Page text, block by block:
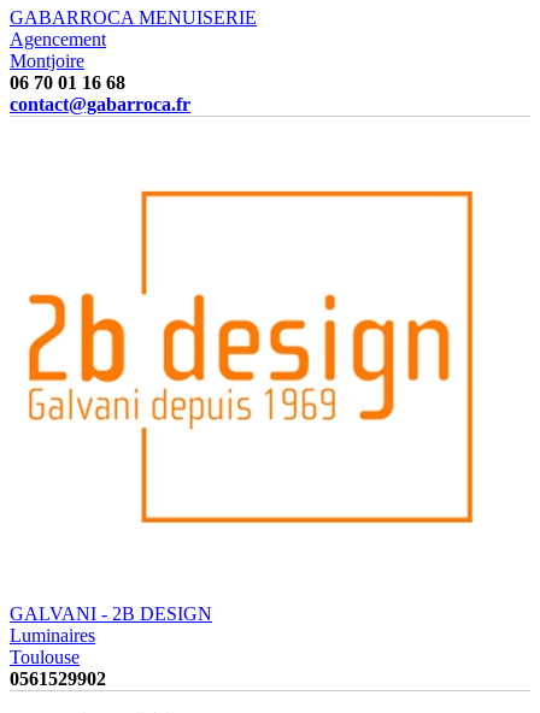
GABARROCA MENUISERIE
Agencement
Montjoire
06 70 01 16 68
contact@gabarroca.fr
GALVANI - 2B DESIGN
Luminaires
Toulouse
0561529902